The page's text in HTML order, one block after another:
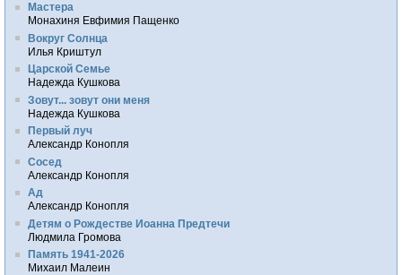
Мастера
Монахиня Евфимия Пащенко
Вокруг Солнца
Илья Криштул
Царской Семье
Надежда Кушкова
Зовут... зовут они меня
Надежда Кушкова
Первый луч
Александр Конопля
Сосед
Александр Конопля
Ад
Александр Конопля
Детям о Рождестве Иоанна Предтечи
Людмила Громова
Память 1941-2026
Михаил Малеин